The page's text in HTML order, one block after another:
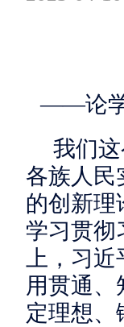
——论学
我们
各族人民
的创新理
学习贯彻
上，习
用贯通
定理想、